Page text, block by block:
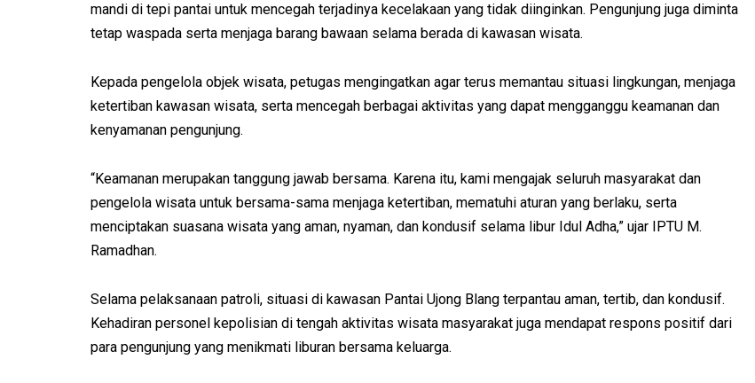
mandi di tepi pantai untuk mencegah terjadinya kecelakaan yang tidak diinginkan. Pengunjung juga diminta
tetap waspada serta menjaga barang bawaan selama berada di kawasan wisata.
Kepada pengelola objek wisata, petugas mengingatkan agar terus memantau situasi lingkungan, menjaga
ketertiban kawasan wisata, serta mencegah berbagai aktivitas yang dapat mengganggu keamanan dan
kenyamanan pengunjung.
“Keamanan merupakan tanggung jawab bersama. Karena itu, kami mengajak seluruh masyarakat dan
pengelola wisata untuk bersama-sama menjaga ketertiban, mematuhi aturan yang berlaku, serta
menciptakan suasana wisata yang aman, nyaman, dan kondusif selama libur Idul Adha,” ujar IPTU M.
Ramadhan.
Selama pelaksanaan patroli, situasi di kawasan Pantai Ujong Blang terpantau aman, tertib, dan kondusif.
Kehadiran personel kepolisian di tengah aktivitas wisata masyarakat juga mendapat respons positif dari
para pengunjung yang menikmati liburan bersama keluarga.